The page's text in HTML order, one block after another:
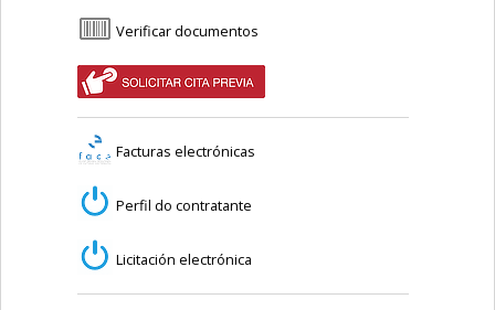
Verificar documentos
Facturas electrónicas
Perfil do contratante
Licitación electrónica